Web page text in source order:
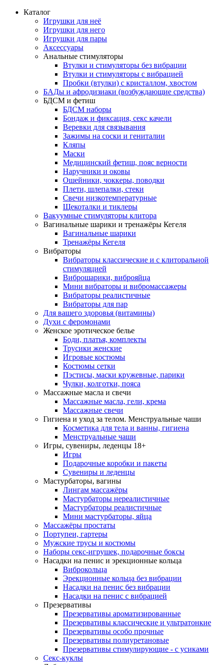
Каталог
Игрушки для неё
Игрушки для него
Игрушки для пары
Аксессуары
Анальные стимуляторы
Втулки и стимуляторы без вибрации
Втулки и стимуляторы с вибрацией
Пробки (втулки) с кристаллом, хвостом
БАДы и афродизиаки (возбуждающие средства)
БДСМ и фетиш
БДСМ наборы
Бондаж и фиксация, секс качели
Веревки для связывания
Зажимы на соски и гениталии
Кляпы
Маски
Медицинский фетиш, пояс верности
Наручники и оковы
Ошейники, чоккеры, поводки
Плети, шлепалки, стеки
Свечи низкотемпературные
Щекоталки и тиклеры
Вакуумные стимуляторы клитора
Вагинальные шарики и тренажёры Кегеля
Вагинальные шарики
Тренажёры Кегеля
Вибраторы
Вибраторы классические и с клиторальной
стимуляцией
Виброшарики, виброяйца
Мини вибраторы и вибромассажеры
Вибраторы реалистичные
Вибраторы для пар
Для вашего здоровья (витамины)
Духи с феромонами
Женское эротическое белье
Боди, платья, комплекты
Трусики женские
Игровые костюмы
Костюмы сетки
Пэстисы, маски кружевные, парики
Чулки, колготки, пояса
Массажные масла и свечи
Массажные масла, гели, крема
Массажные свечи
Гигиена и уход за телом. Менструальные чаши
Косметика для тела и ванны, гигиена
Менструальные чаши
Игры, сувениры, леденцы 18+
Игры
Подарочные коробки и пакеты
Сувениры и леденцы
Мастурбаторы, вагины
Лингам массажёры
Мастурбаторы нереалистичные
Мастурбаторы реалистичные
Мини мастурбаторы, яйца
Массажёры простаты
Портупеи, гартеры
Мужские трусы и костюмы
Наборы секс-игрушек, подарочные боксы
Насадки на пенис и эрекционные кольца
Виброкольца
Эрекционные кольца без вибрации
Насадки на пенис без вибрации
Насадки на пенис с вибрацией
Презервативы
Презервативы ароматизированные
Презервативы классические и ультратонкие
Презервативы особо прочные
Презервативы полиуретановые
Презервативы стимулирующие - с усиками
Секс-куклы